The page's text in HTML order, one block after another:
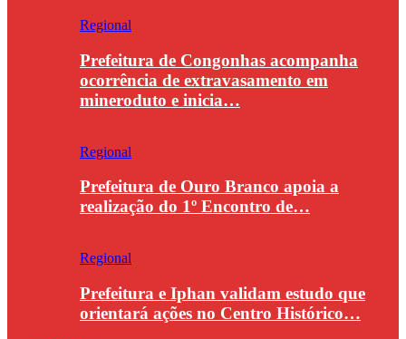
Regional
Prefeitura de Congonhas acompanha
ocorrência de extravasamento em
mineroduto e inicia…
Regional
Prefeitura de Ouro Branco apoia a
realização do 1º Encontro de…
Regional
Prefeitura e Iphan validam estudo que
orientará ações no Centro Histórico…